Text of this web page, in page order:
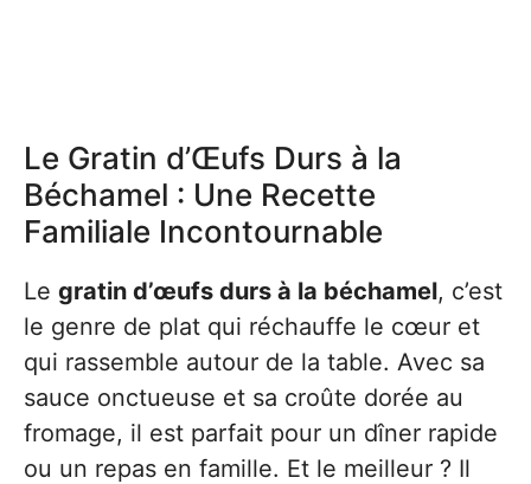
Le Gratin d’Œufs Durs à la
Béchamel : Une Recette
Familiale Incontournable
Le gratin d’œufs durs à la béchamel, c’est
le genre de plat qui réchauffe le cœur et
qui rassemble autour de la table. Avec sa
sauce onctueuse et sa croûte dorée au
fromage, il est parfait pour un dîner rapide
ou un repas en famille. Et le meilleur ? Il